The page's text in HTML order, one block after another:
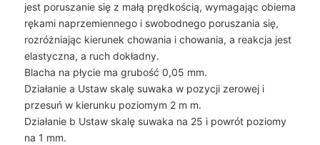
jest poruszanie się z małą prędkością, wymagając obiema
rękami naprzemiennego i swobodnego poruszania się,
rozróżniając kierunek chowania i chowania, a reakcja jest
elastyczna, a ruch dokładny.
Blacha na płycie ma grubość 0,05 mm.
Działanie a Ustaw skalę suwaka w pozycji zerowej i
przesuń w kierunku poziomym 2 m m.
Działanie b Ustaw skalę suwaka na 25 i powrót poziomy
na 1 mm.